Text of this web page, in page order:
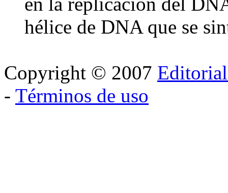
hélice de DNA que se
Copyright © 2007
- Términos de uso